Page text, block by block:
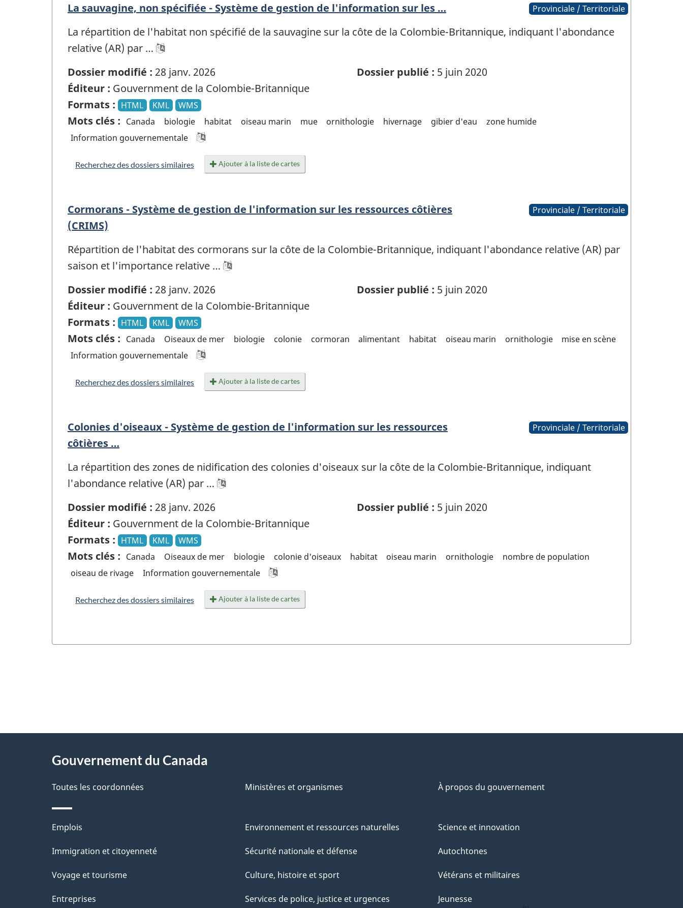
La sauvagine, non spécifiée - Système de gestion de l'information sur les … Provinciale / Territoriale
La répartition de l'habitat non spécifié de la sauvagine sur la côte de la Colombie-Britannique, indiquant l'abondance
relative (AR) par …
Dossier modifié : 28 janv. 2026 Dossier publié : 5 juin 2020
Éditeur : Gouvernment de la Colombie-Britannique
Formats : HTML KML WMS
Mots clés : Canada biologie habitat oiseau marin mue ornithologie hivernage gibier d'eau
zone humide
Information gouvernementale
Recherchez des dossiers similaires Ajouter à la liste de cartes
Cormorans - Système de gestion de l'information sur les ressources côtières
(CRIMS)
Provinciale / Territoriale
Répartition de l'habitat des cormorans sur la côte de la Colombie-Britannique, indiquant l'abondance relative (AR) par
saison et l'importance relative …
Dossier modifié : 28 janv. 2026 Dossier publié : 5 juin 2020
Éditeur : Gouvernment de la Colombie-Britannique
Formats : HTML KML WMS
Mots clés : Canada Oiseaux de mer biologie colonie cormoran alimentant habitat oiseau marin ornithologie
mise en scène
Information gouvernementale
Recherchez des dossiers similaires Ajouter à la liste de cartes
Colonies d'oiseaux - Système de gestion de l'information sur les ressources
côtières …
Provinciale / Territoriale
La répartition des zones de nidification des colonies d'oiseaux sur la côte de la Colombie-Britannique, indiquant
l'abondance relative (AR) par …
Dossier modifié : 28 janv. 2026 Dossier publié : 5 juin 2020
Éditeur : Gouvernment de la Colombie-Britannique
Formats : HTML KML WMS
Mots clés : Canada Oiseaux de mer biologie colonie d'oiseaux habitat oiseau marin ornithologie
nombre de population
oiseau de rivage
Information gouvernementale
Recherchez des dossiers similaires Ajouter à la liste de cartes
D
é
t
a
i
l
d
e
l
Gouvernement du Canada
Toutes les coordonnées Ministères et organismes À propos du gouvernement
Thèmes
et
Emplois
Immigration et citoyenneté
Voyage et tourisme
Entreprises
Environnement et ressources naturelles
Sécurité nationale et défense
Culture, histoire et sport
Services de police, justice et urgences
Science et innovation
Autochtones
Vétérans et militaires
Jeunesse